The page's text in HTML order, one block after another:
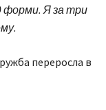
форми. Я за три
переросла в